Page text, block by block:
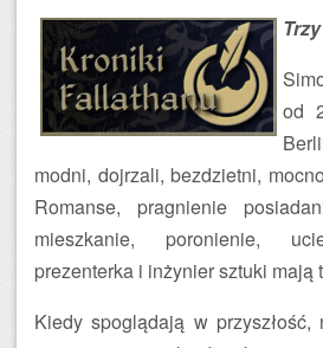
Trzy
od
modni, dojrzali, bezdzietni,
Romanse, pragnienie
mieszkanie, poronienie,
prezenterka i inżynier sztuki mają
Kiedy spoglądają w